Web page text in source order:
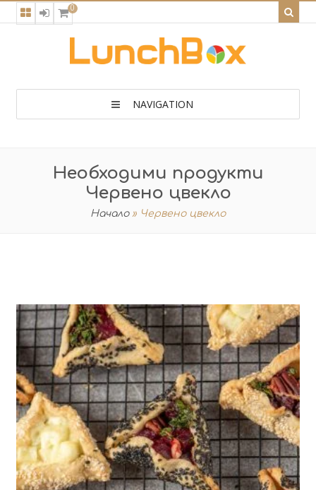
0
NAVIGATION
Необходими продукти
Червено цвекло
Начало » Червено цвекло
24
12
12 Min